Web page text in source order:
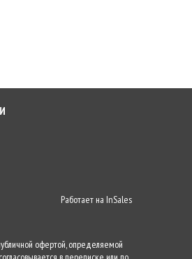
Работает на InSales
офертой, определяемой